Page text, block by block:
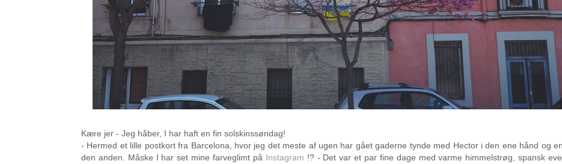
Kære jer - Jeg håber, I har haft en fin solskinssøndag!
- Hermed et lille postkort fra Barcelona, hvor jeg det meste af ugen har gået gaderne tynde med Hector i den ene hånd og
den anden. Måske I har set mine farveglimt på Instagram !? - Det var et par fine dage med varme himmelstrøg, spansk